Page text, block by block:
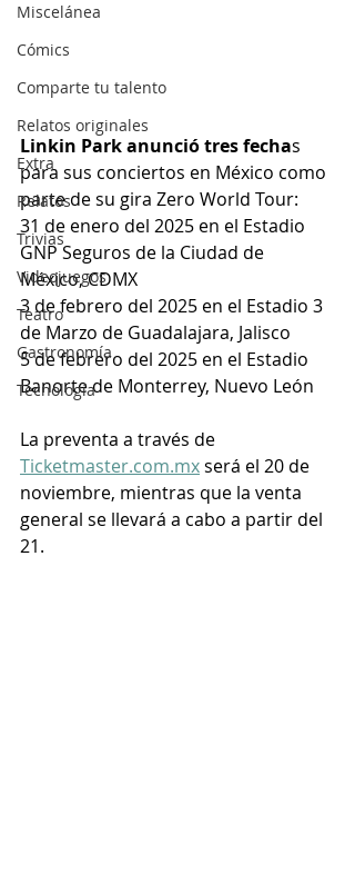
Miscelánea
Cómics
Comparte tu talento
Relatos originales
Extra
Relatos
Trivias
Videojuegos
Teatro
Gastronomía
Tecnología
Linkin Park anunció tres fechas
para sus conciertos en México como
parte de su gira Zero World Tour:
31 de enero del 2025 en el Estadio
GNP Seguros de la Ciudad de
México, CDMX
3 de febrero del 2025 en el Estadio 3
de Marzo de Guadalajara, Jalisco
5 de febrero del 2025 en el Estadio
Banorte de Monterrey, Nuevo León
La preventa a través de
Ticketmaster.com.mx será el 20 de
noviembre, mientras que la venta
general se llevará a cabo a partir del
21.